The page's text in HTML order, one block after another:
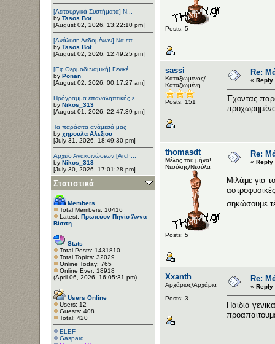
[Λειτουργικά Συστήματα] Ν...
by Tasos Bot
[August 02, 2026, 13:22:10 pm]
[Ανάλυση Δεδομένων] Να επ...
by Tasos Bot
[August 02, 2026, 12:49:25 pm]
[Εφ.Θερμοδυναμική] Γενικέ...
by Ponan
[August 02, 2026, 00:17:27 am]
Πρόγραμμα επαναληπτικής ε...
by Nikos_313
[August 01, 2026, 22:47:39 pm]
Τα παράσιτα ανάμεσά μας
by χηρουλα Αλεξίου
[July 31, 2026, 18:49:30 pm]
Αρχείο Ανακοινώσεων [Arch...
by Nikos_313
[July 30, 2026, 17:01:28 pm]
Στατιστικά
Members
Total Members: 10416
Latest: Πρωτεύον Πηνίο Άννα
Βίσση
Stats
Total Posts: 1431810
Total Topics: 32029
Online Today: 765
Online Ever: 18918
(April 06, 2026, 16:05:31 pm)
Users Online
Users: 12
Guests: 408
Total: 420
ELEF
Gaspard
Posts: 5
sassi
Καταξιωμένος/
Καταξιωμένη
Posts: 151
Re:
« Reply
Έχοντας
thomasdt
Μέλος του μήνα!
Νεούλης/Νεούλα
Posts: 5
Re:
« Reply
Μιλάμε για
σηκώσουμε
Xxanth
Αρχάριος/Αρχάρια
Posts: 3
Re:
« Reply
Παιδιά